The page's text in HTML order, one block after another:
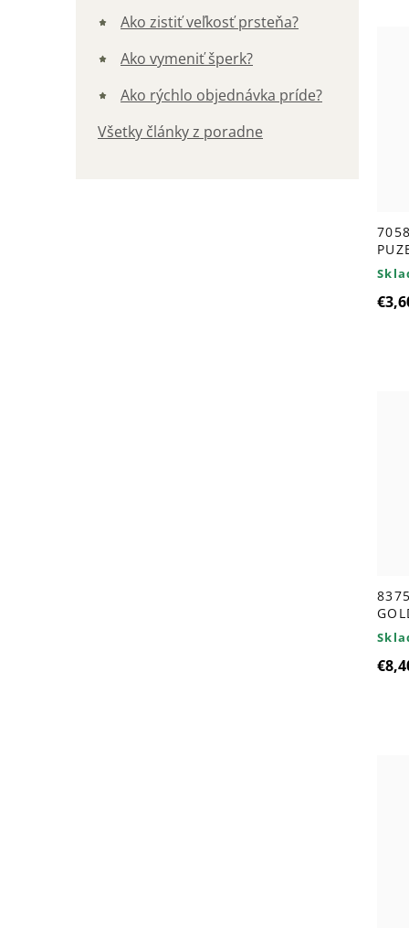
Ako zistiť veľkosť prsteňa?
Ako vymeniť šperk?
Ako rýchlo objednávka príde?
Všetky články z poradne